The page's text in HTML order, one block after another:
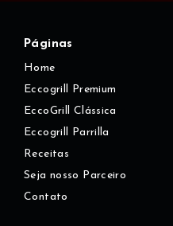
Páginas
Home
Eccogrill Premium
EccoGrill Clássica
Eccogrill Parrilla
Receitas
Seja nosso Parceiro
Contato